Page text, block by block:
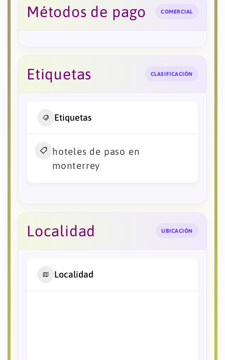
Métodos de pago COMERCIAL
Etiquetas CLASIFICACIÓN
Etiquetas
hoteles de paso en
monterrey
Localidad UBICACIÓN
Localidad